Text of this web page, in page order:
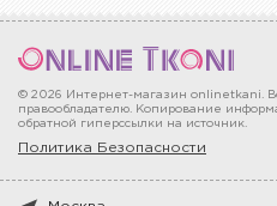
© 2026 Интернет-магазин onlinetkani.
правообладателю. Копирование
обратной гиперссылки на источник.
Политика Безопасности